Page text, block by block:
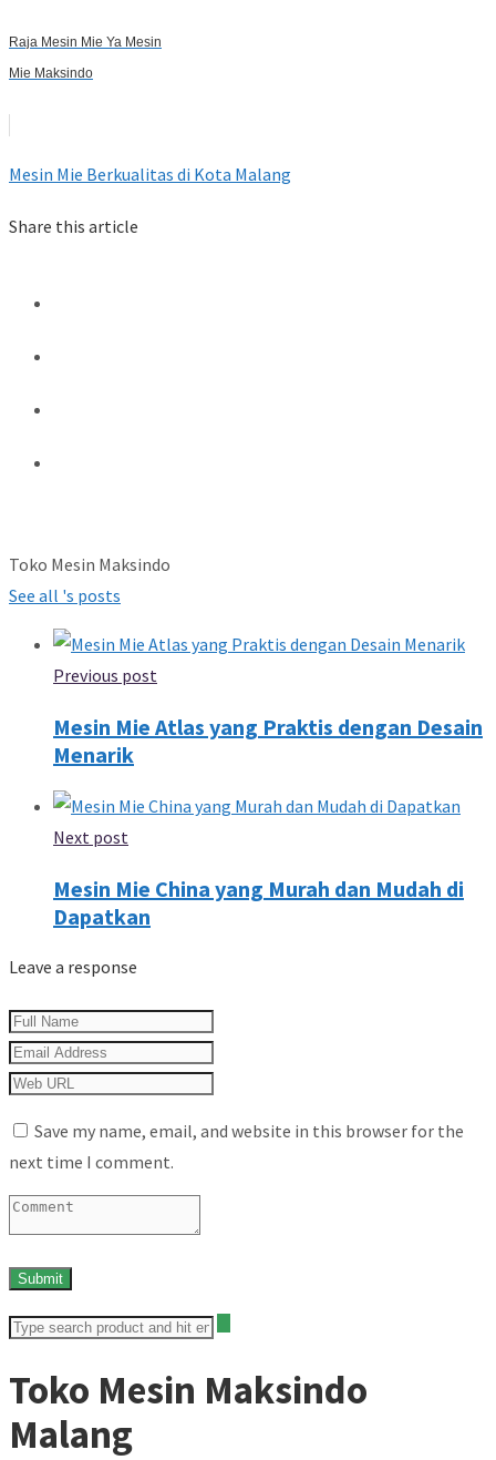
Raja Mesin Mie Ya Mesin
Mie Maksindo
Mesin Mie Berkualitas di Kota Malang
Share this article
Toko Mesin Maksindo
See all 's posts
Previous post
Mesin Mie Atlas yang Praktis dengan Desain
Menarik
Next post
Mesin Mie China yang Murah dan Mudah di
Dapatkan
Leave a response
Save my name, email, and website in this browser for the
next time I comment.
Toko Mesin Maksindo
Malang